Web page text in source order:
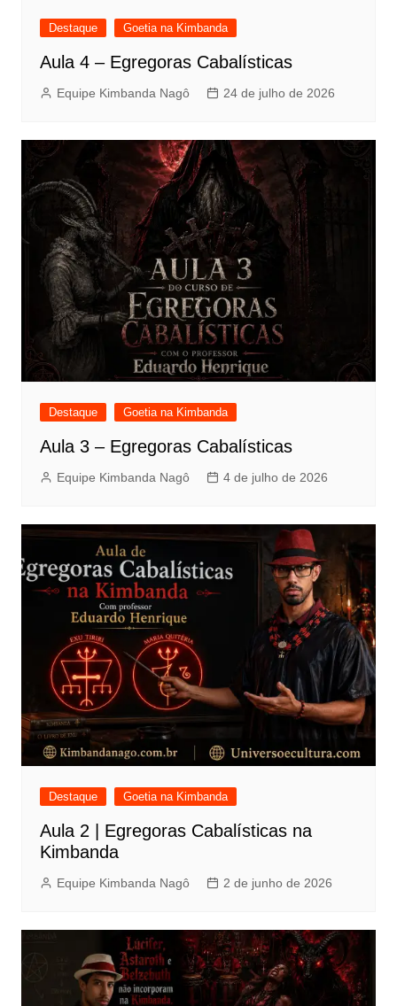
Destaque Goetia na Kimbanda
Aula 4 – Egregoras Cabalísticas
Equipe Kimbanda Nagô 24 de julho de 2026
Destaque Goetia na Kimbanda
Aula 3 – Egregoras Cabalísticas
Equipe Kimbanda Nagô 4 de julho de 2026
Destaque Goetia na Kimbanda
Aula 2 | Egregoras Cabalísticas na
Kimbanda
Equipe Kimbanda Nagô 2 de junho de 2026